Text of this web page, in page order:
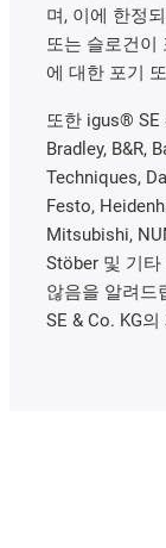
며, 이에 한정
또는 슬로건이
에 대한 포기
또한 igus® SE
Bradley, B&R,
Techniques,
Festo,
Mitsubishi,
Stöber 및 기타
않음을 알려
SE & Co. KG